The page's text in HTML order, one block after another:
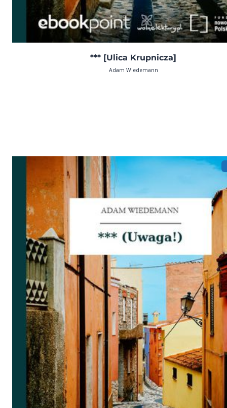
*** [Ulica Krupnicza]
Adam Wiedemann